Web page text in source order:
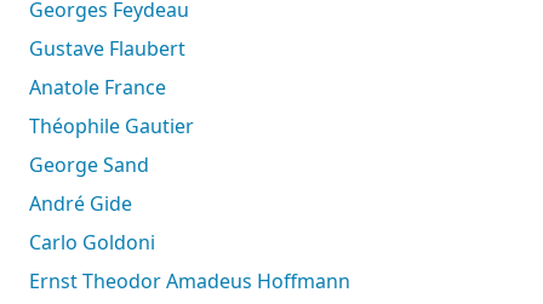
Georges Feydeau
Gustave Flaubert
Anatole France
Théophile Gautier
George Sand
André Gide
Carlo Goldoni
Ernst Theodor Amadeus Hoffmann